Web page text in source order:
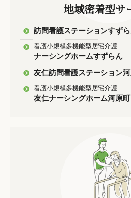
地域密着型サ
訪問看護ステーションすず
看護小規模多機能型居宅介護
ナーシングホームすずらん
友仁訪問看護ステーション河
看護小規模多機能型居宅介護
友仁ナーシングホーム河原町